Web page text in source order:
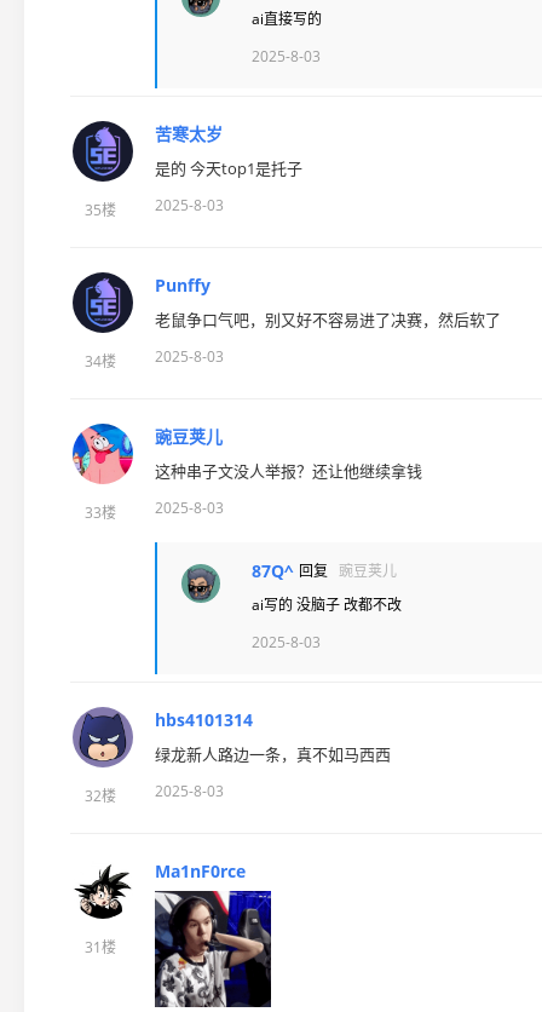
ai直接写的
2025-8-03
35楼
苦寒太岁
是的 今天top1是托子
2025-8-03
34楼
Punffy
老鼠争口气吧，别又好不容易进了决赛，然后软了
2025-8-03
33楼
豌豆荚儿
这种串子文没人举报？还让他继续拿钱
2025-8-03
87Q^ 回复 豌豆荚儿
ai写的 没脑子 改都不改
2025-8-03
32楼
hbs4101314
绿龙新人路边一条，真不如马西西
2025-8-03
31楼
Ma1nF0rce